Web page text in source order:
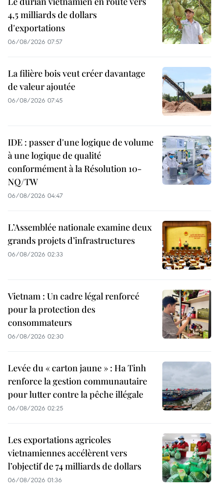
4,5 milliards de dollars
d'exportations
06/08/2026 07:57
La filière bois veut créer davantage
de valeur ajoutée
06/08/2026 07:45
IDE : passer d'une logique de volume
à une logique de qualité
conformément à la Résolution 10-
NQ/TW
06/08/2026 04:47
L’Assemblée nationale examine deux
grands projets d’infrastructures
06/08/2026 02:33
Vietnam : Un cadre légal renforcé
pour la protection des
consommateurs
06/08/2026 02:30
Levée du « carton jaune » : Ha Tinh
renforce la gestion communautaire
pour lutter contre la pêche illégale
06/08/2026 02:25
Les exportations agricoles
vietnamiennes accélèrent vers
l’objectif de 74 milliards de dollars
06/08/2026 01:36